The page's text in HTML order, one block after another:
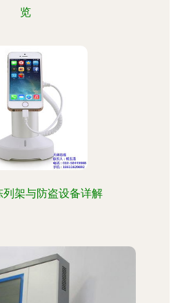
览
列架与防盗设备详解